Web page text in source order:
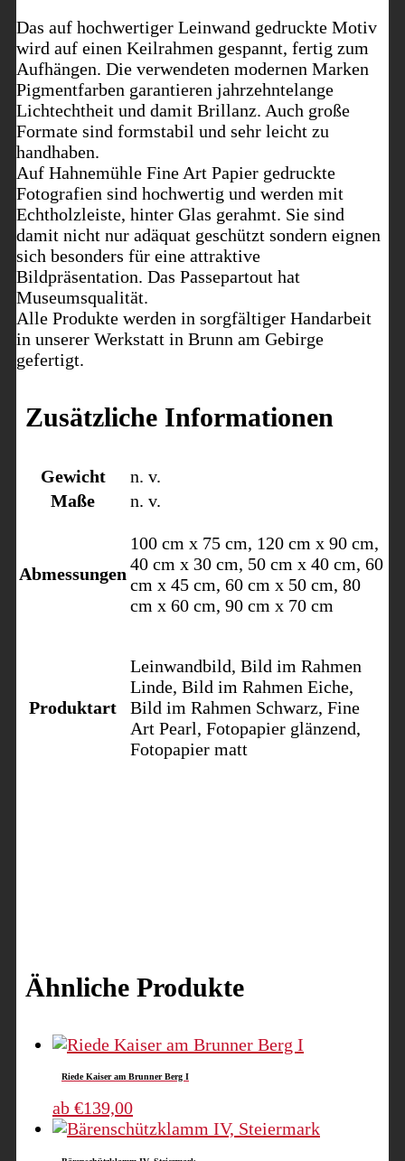
Das auf hochwertiger Leinwand gedruckte Motiv
wird auf einen Keilrahmen gespannt, fertig zum
Aufhängen. Die verwendeten modernen Marken
Pigmentfarben garantieren jahrzehntelange
Lichtechtheit und damit Brillanz. Auch große
Formate sind formstabil und sehr leicht zu
handhaben.
Auf Hahnemühle Fine Art Papier gedruckte
Fotografien sind hochwertig und werden mit
Echtholzleiste, hinter Glas gerahmt. Sie sind
damit nicht nur adäquat geschützt sondern eignen
sich besonders für eine attraktive
Bildpräsentation. Das Passepartout hat
Museumsqualität.
Alle Produkte werden in sorgfältiger Handarbeit
in unserer Werkstatt in Brunn am Gebirge
gefertigt.
Zusätzliche Informationen
Gewicht
n. v.
Maße
n. v.
Abmessungen
100 cm x 75 cm, 120 cm x 90 cm,
40 cm x 30 cm, 50 cm x 40 cm, 60
cm x 45 cm, 60 cm x 50 cm, 80
cm x 60 cm, 90 cm x 70 cm
Produktart
Leinwandbild, Bild im Rahmen
Linde, Bild im Rahmen Eiche,
Bild im Rahmen Schwarz, Fine
Art Pearl, Fotopapier glänzend,
Fotopapier matt
Ähnliche Produkte
Riede Kaiser am Brunner Berg I
ab €139,00Dieses
Produkt